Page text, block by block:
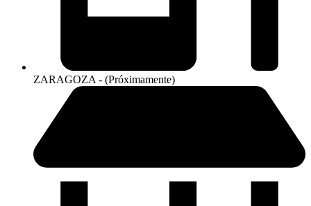
ZARAGOZA - (Próximamente)